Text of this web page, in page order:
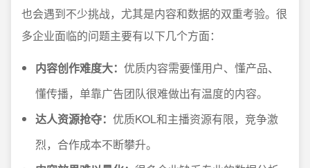
也会遇到不少挑战，尤其是内容和数据的双重考验。很
多企业面临的问题主要有以下几个方面：
内容创作难度大： 优质内容需要懂用户、懂产品、
懂传播，单靠广告团队很难做出有温度的内容。
达人资源抢夺： 优质KOL和主播资源有限，竞争激
烈，合作成本不断攀升。